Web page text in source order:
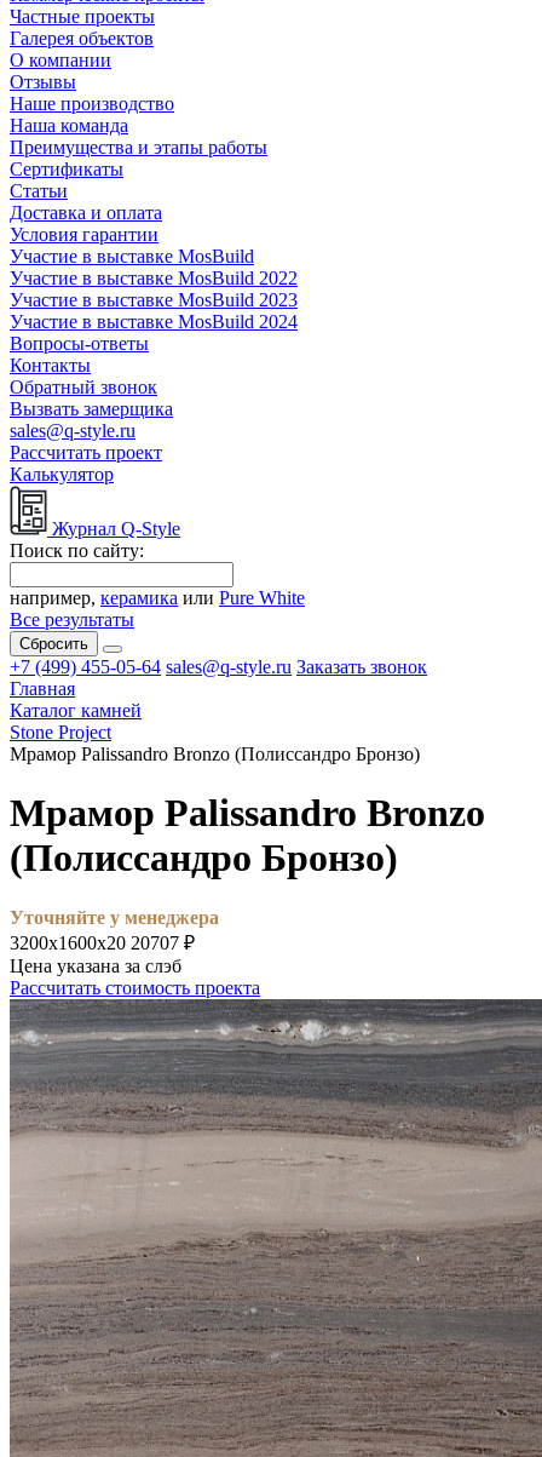
Частные проекты
Галерея объектов
О компании
Отзывы
Наше производство
Наша команда
Преимущества и этапы работы
Сертификаты
Статьи
Доставка и оплата
Условия гарантии
Участие в выставке MosBuild
Участие в выставке MosBuild 2022
Участие в выставке MosBuild 2023
Участие в выставке MosBuild 2024
Вопросы-ответы
Контакты
Обратный звонок
Вызвать замерщика
sales@q-style.ru
Рассчитать проект
Калькулятор
Журнал Q-Style
Поиск по сайту:
например, керамика или Pure White
Все результаты
Сбросить
+7 (499) 455-05-64 sales@q-style.ru Заказать звонок
Главная
Каталог камней
Stone Project
Мрамор Palissandro Bronzo (Полиссандро Бронзо)
Мрамор Palissandro Bronzo
(Полиссандро Бронзо)
Уточняйте у менеджера
3200х1600х20 20707 ₽
Цена указана за слэб
Рассчитать стоимость проекта